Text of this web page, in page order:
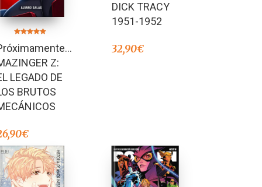
5.00
de 5
Z:
LEGADO DE
BRUTOS
€
DICK TRACY
1951-1952
32,90€